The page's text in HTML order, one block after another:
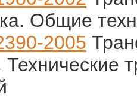
Общие
2005
Технические